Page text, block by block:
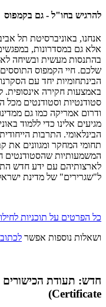
להרגיש בחו"ל - גם בקמפוס
אנחנו, באוניברסיטת תל
אלא גם במסדרונות,
בהתנסות מעשית ובשיחה
שלכם. חיי הקמפוס התוססים
הבינתחומיות יחד עם
באמצעות חקירה אינסופית.
סטודנטיות וסטודנטים מכל
ודרום אמריקה כמו גם
מגיעים אלינו כדי ללמוד
הבינלאומי. התרבות
תחומי המחקר ומגוונים את
המשמעותיות שהסטודנטים
לארצותיהם עם ידע חדש
ל"שגרירים" של מדינת
כל הפרטים על תוכניות
ושאלות נוספות אפשר
Certificate)